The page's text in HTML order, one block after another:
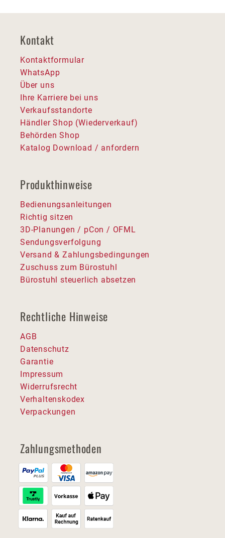
Kontakt
Kontaktformular
WhatsApp
Über uns
Ihre Karriere bei uns
Verkaufsstandorte
Händler Shop (Wiederverkauf)
Behörden Shop
Katalog Download / anfordern
Produkthinweise
Bedienungsanleitungen
Richtig sitzen
3D-Planungen / pCon / OFML
Sendungsverfolgung
Versand & Zahlungsbedingungen
Zuschuss zum Bürostuhl
Bürostuhl steuerlich absetzen
Rechtliche Hinweise
AGB
Datenschutz
Garantie
Impressum
Widerrufsrecht
Verhaltenskodex
Verpackungen
Zahlungsmethoden